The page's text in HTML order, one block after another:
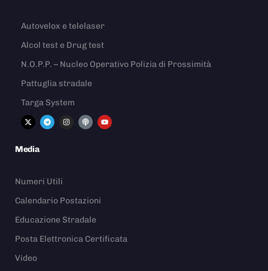
Autovelox e telelaser
Alcol test e Drug test
N.O.P.P. – Nucleo Operativo Polizia di Prossimità
Pattuglia stradale
Targa System
Media
Numeri Utili
Calendario Postazioni
Educazione Stradale
Posta Elettronica Certificata
Video